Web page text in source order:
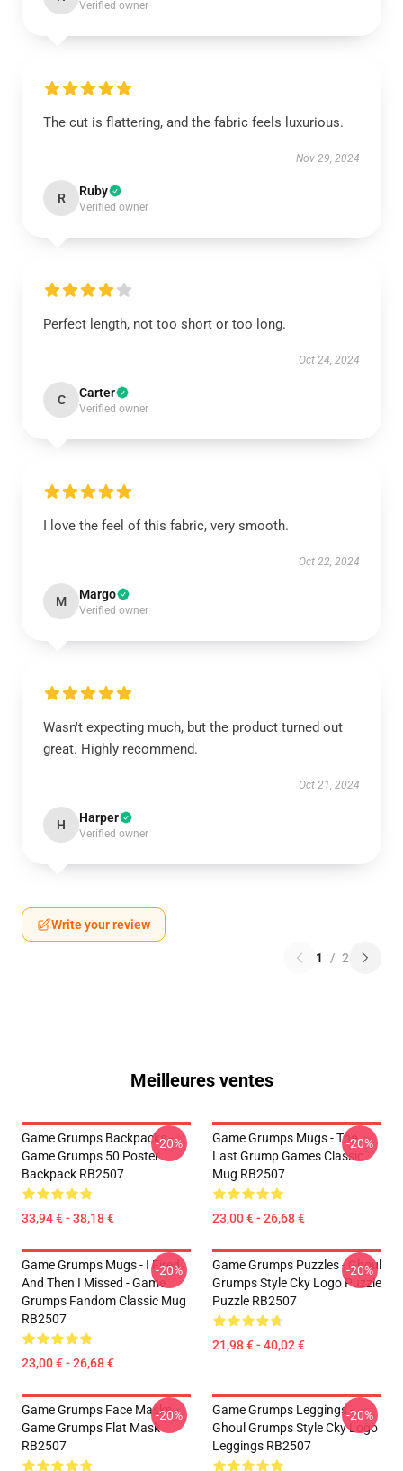
Verified owner
The cut is flattering, and the fabric feels luxurious.
Nov 29, 2024
R Ruby
Verified owner
Perfect length, not too short or too long.
Oct 24, 2024
C Carter
Verified owner
I love the feel of this fabric, very smooth.
Oct 22, 2024
M Margo
Verified owner
Wasn't expecting much, but the product turned out
great. Highly recommend.
Oct 21, 2024
H Harper
Verified owner
Write your review
1 / 2
Meilleures ventes
Game Grumps Backpacks -
Game Grumps 50 Poster
Backpack RB2507
33,94 € - 38,18 €
-20%
Game Grumps Mugs - The
Last Grump Games Classic
Mug RB2507
23,00 € - 26,68 €
-20%
Game Grumps Mugs - I Fired
And Then I Missed - Game
Grumps Fandom Classic Mug
RB2507
23,00 € - 26,68 €
-20%
Game Grumps Puzzles - Ghoul
Grumps Style Cky Logo Puzzle
Puzzle RB2507
21,98 € - 40,02 €
-20%
Game Grumps Face Masks -
Game Grumps Flat Mask
RB2507
-20%
Game Grumps Leggings -
Ghoul Grumps Style Cky Logo
Leggings RB2507
-20%